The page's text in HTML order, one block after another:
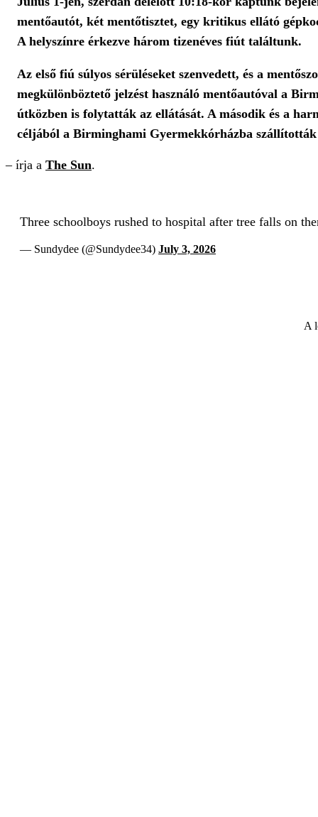
mentőautót, két mentőtisztet, egy kritikus ellátó
A helyszínre érkezve három tizenéves fiút találtunk.
Az első fiú súlyos sérüléseket szenvedett, és a
megkülönböztető jelzést használó mentőautóval a
útközben is folytatták az ellátását. A második és a
céljából a Birminghami Gyermekkórházba szállították
– írja a The Sun.
Three schoolboys rushed to hospital after tree falls on
— Sundydee (@Sundydee34) July 3, 2026
A